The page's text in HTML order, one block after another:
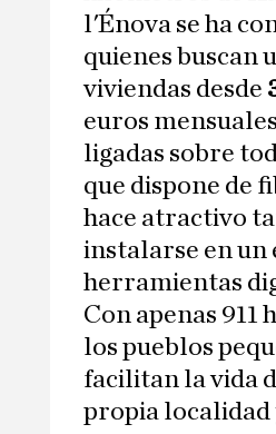
l'Énova se ha
quienes buscan
viviendas desde
euros
ligadas sobre
que dispone de
hace atractivo
instalarse en un
herramientas
Con apenas
los pueblos
facilitan la vida
propia localidad